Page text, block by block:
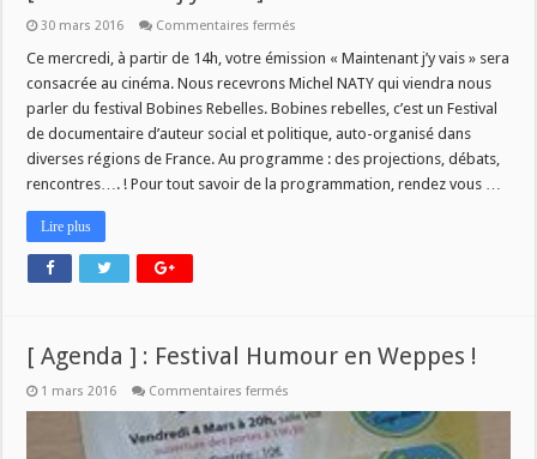
30 mars 2016 Commentaires fermés
Maintenant
vais
]
:
Bobines
Rebelles
!
Ce mercredi, à partir de 14h, votre émission « Maintenant j’y vais » sera
consacrée au cinéma. Nous recevrons Michel NATY qui viendra nous
parler du festival Bobines Rebelles. Bobines rebelles, c’est un Festival
de documentaire d’auteur social et politique, auto-organisé dans
diverses régions de France. Au programme : des projections, débats,
rencontres…. ! Pour tout savoir de la programmation, rendez vous …
Lire plus
[ Agenda ] : Festival Humour en Weppes !
1 mars 2016 Commentaires fermés
Agenda
]